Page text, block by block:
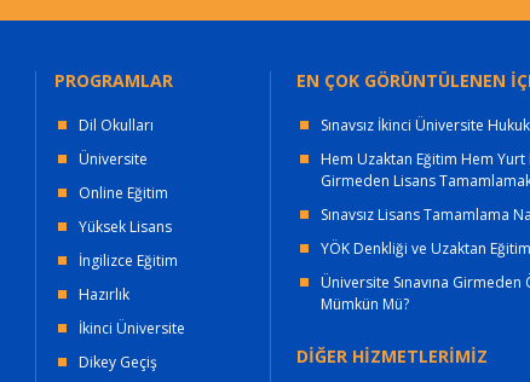
PROGRAMLAR
Dil Okulları
Üniversite
Online Eğitim
Yüksek Lisans
İngilizce Eğitim
Hazırlık
İkinci Üniversite
Dikey Geçiş
EN ÇOK GÖRÜNTÜLENEN
Sınavsız İkinci Üniversite
Hem Uzaktan Eğitim Hem Yurt
Girmeden Lisans
Sınavsız Lisans Tamamlama
YÖK Denkliği ve Uzaktan
Üniversite Sınavına
Mümkün Mü?
DİĞER HİZMETLERİMİZ